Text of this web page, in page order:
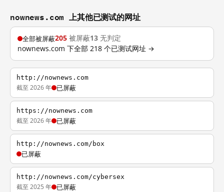
nownews.com 上其他已测试的网址
全部被屏蔽205 被屏蔽13 无判定
nownews.com 下全部 218 个已测试网址 →
http://nownews.com
截至 2026 年 已屏蔽
https://nownews.com
截至 2026 年 已屏蔽
http://nownews.com/box
已屏蔽
http://nownews.com/cybersex
截至 2025 年 已屏蔽